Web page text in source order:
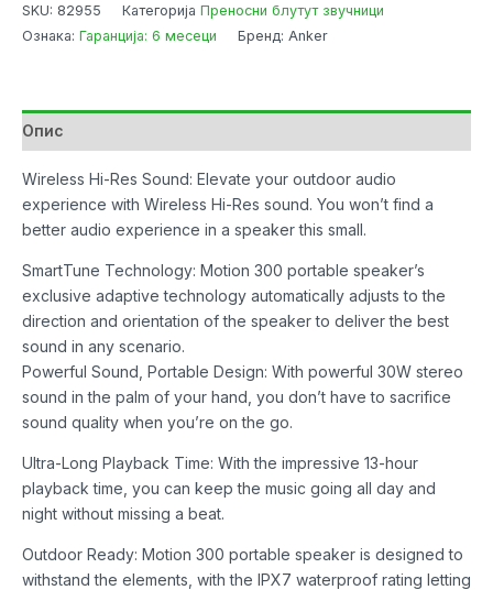
SKU: 82955 Категорија Преносни блутут звучници
Ознака: Гаранција: 6 месеци Бренд: Anker
Опис
Wireless Hi-Res Sound: Elevate your outdoor audio
experience with Wireless Hi-Res sound. You won’t find a
better audio experience in a speaker this small.
SmartTune Technology: Motion 300 portable speaker’s
exclusive adaptive technology automatically adjusts to the
direction and orientation of the speaker to deliver the best
sound in any scenario.
Powerful Sound, Portable Design: With powerful 30W stereo
sound in the palm of your hand, you don’t have to sacrifice
sound quality when you’re on the go.
Ultra-Long Playback Time: With the impressive 13-hour
playback time, you can keep the music going all day and
night without missing a beat.
Outdoor Ready: Motion 300 portable speaker is designed to
withstand the elements, with the IPX7 waterproof rating letting